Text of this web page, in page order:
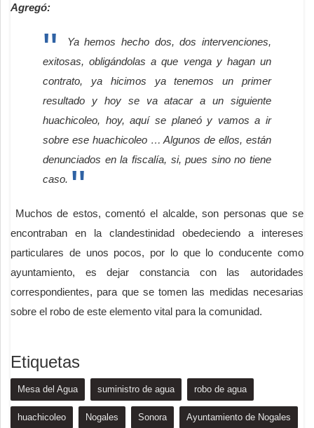
Agregó:
Ya hemos hecho dos, dos intervenciones,
exitosas, obligándolas a que venga y hagan un
contrato, ya hicimos ya tenemos un primer
resultado y hoy se va atacar a un siguiente
huachicoleo, hoy, aquí se planeó y vamos a ir
sobre ese huachicoleo … Algunos de ellos, están
denunciados en la fiscalía, si, pues sino no tiene
caso.
Muchos de estos, comentó el alcalde, son personas que se
encontraban en la clandestinidad obedeciendo a intereses
particulares de unos pocos, por lo que lo conducente como
ayuntamiento, es dejar constancia con las autoridades
correspondientes, para que se tomen las medidas necesarias
sobre el robo de este elemento vital para la comunidad.
Etiquetas
Mesa del Agua suministro de agua robo de agua
huachicoleo Nogales Sonora Ayuntamiento de Nogales